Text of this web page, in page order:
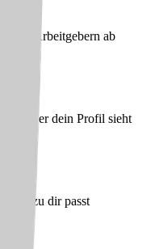
Arbeitgebern ab
wer dein Profil sieht
der zu dir passt